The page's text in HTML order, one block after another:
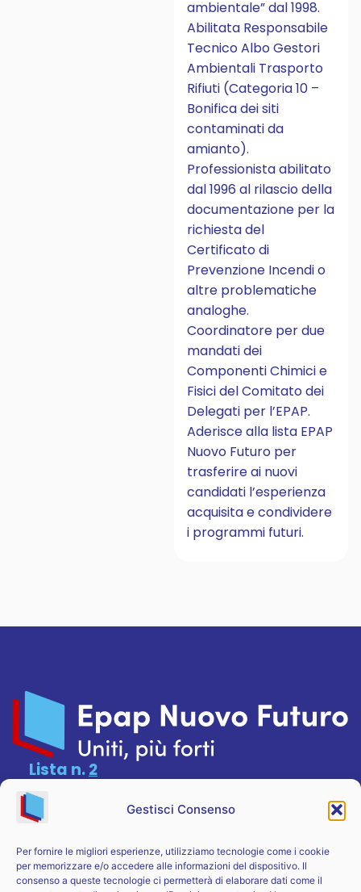
Gestisci Consenso
Per fornire le migliori esperienze, utilizziamo tecnologie come i cookie
per memorizzare e/o accedere alle informazioni del dispositivo. Il
consenso a queste tecnologie ci permetterà di elaborare dati come il
ambientale” dal 1998.
Abilitata Responsabile
Tecnico Albo Gestori
Ambientali Trasporto
Rifiuti (Categoria 10 –
Bonifica dei siti
contaminati da
amianto).
Professionista abilitato
dal 1996 al rilascio della
documentazione per la
richiesta del
Certificato di
Prevenzione Incendi o
altre problematiche
analoghe.
Coordinatore per due
mandati dei
Componenti Chimici e
Fisici del Comitato dei
Delegati per l’EPAP.
Aderisce alla lista EPAP
Nuovo Futuro per
trasferire ai nuovi
candidati l’esperienza
acquisita e condividere
i programmi futuri.
Lista n.2
CONTATTI
Chimici & Fisici
Geologi
SITEMAP
La squadra
Il programma